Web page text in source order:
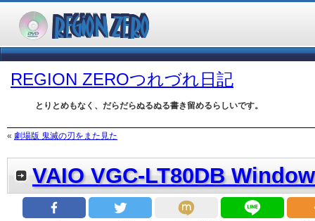
REGION ZEROつれづれ日記
とりとめもなく、だらだらぬるぬる書き留めるらしいです。
« 劇場版 鬼滅の刃をまた見た
VAIO VGC-LT80DB